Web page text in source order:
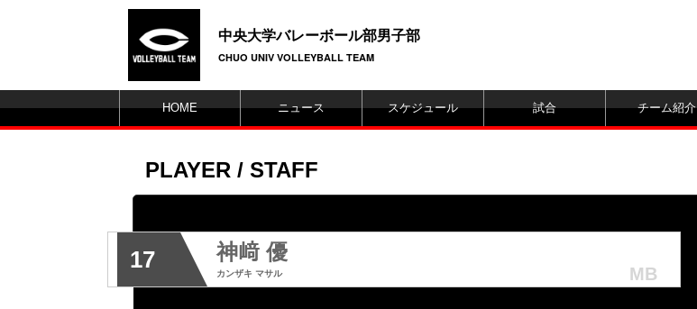
中央大学バレーボール部男子部
CHUO UNIV VOLLEYBALL TEAM
HOME ニュース スケジュール 試合 チーム紹介
PLAYER / STAFF
17 神﨑 優
カンザキ マサル MB